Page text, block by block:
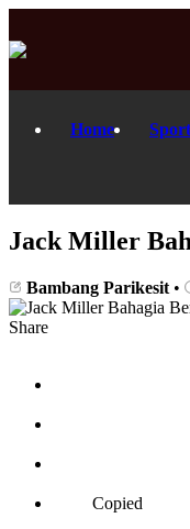
Home Sport
Jack Miller
Bambang Parikesit •
Share
Copied